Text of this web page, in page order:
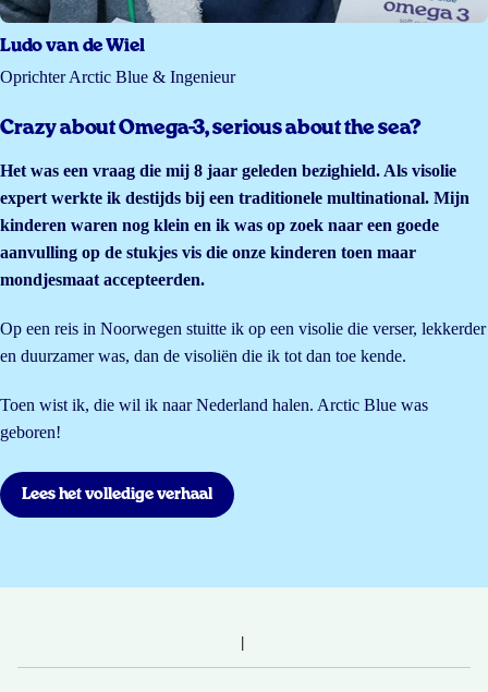
Ludo van de Wiel
Oprichter Arctic Blue & Ingenieur
Crazy about Omega-3, serious about the sea?
Het was een vraag die mij 8 jaar geleden bezighield. Als visolie
expert werkte ik destijds bij een traditionele multinational. Mijn
kinderen waren nog klein en ik was op zoek naar een goede
aanvulling op de stukjes vis die onze kinderen toen maar
mondjesmaat accepteerden.
Op een reis in Noorwegen stuitte ik op een visolie die verser, lekkerder
en duurzamer was, dan de visoliën die ik tot dan toe kende.
Toen wist ik, die wil ik naar Nederland halen. Arctic Blue was
geboren!
Lees het volledige verhaal